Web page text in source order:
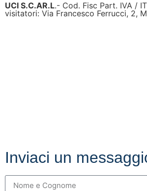
UCI S.C.AR.L.- Cod. Fisc Part. IVA /
visitatori: Via Francesco Ferrucci, 2,
Inviaci un